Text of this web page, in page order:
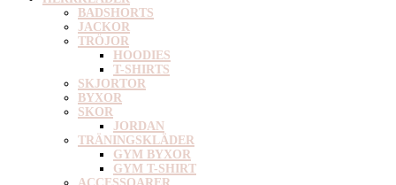
BADSHORTS
JACKOR
TRÖJOR
HOODIES
T-SHIRTS
SKJORTOR
BYXOR
SKOR
JORDAN
TRÄNINGSKLÄDER
GYM BYXOR
GYM T-SHIRT